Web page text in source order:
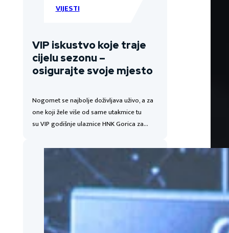
VIJESTI
VIP iskustvo koje traje
cijelu sezonu –
osigurajte svoje mjesto
Nogomet se najbolje doživljava uživo, a za
one koji žele više od same utakmice tu
su VIP godišnje ulaznice HNK Gorica za…